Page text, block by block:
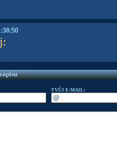
:
TVŮJ E-MAIL: